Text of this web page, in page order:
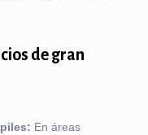
de gran
En áreas